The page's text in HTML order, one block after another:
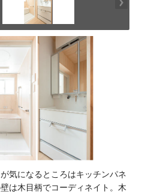
気になるところはキッチンパネ
は木目柄でコーディネイト。木